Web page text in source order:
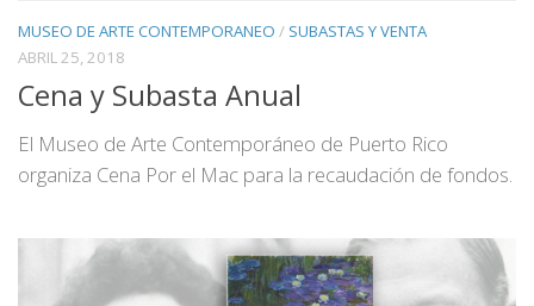
MUSEO DE ARTE CONTEMPORANEO / SUBASTAS Y VENTA
ABRIL 25, 2018
Cena y Subasta Anual
El Museo de Arte Contemporáneo de Puerto Rico
organiza Cena Por el Mac para la recaudación de fondos.